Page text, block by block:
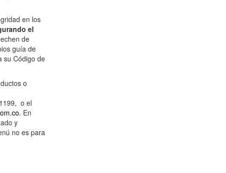
en los
el
de
guía de
su Código de
o
o el
. En
y
no es para